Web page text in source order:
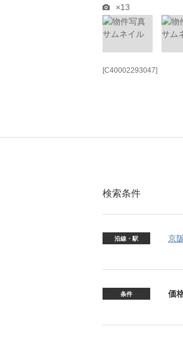
×13
[C40002293047]
検索条件
沿線・駅 京
条件 価